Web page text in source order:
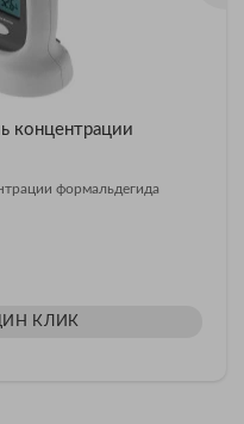
концентрации
формальдегида
КЛИК